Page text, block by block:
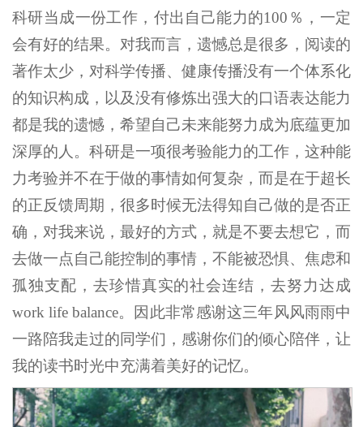
科研当成一份工作，付出自己能力的100％，一定
会有好的结果。对我而言，遗憾总是很多，阅读的
著作太少，对科学传播、健康传播没有一个体系化
的知识构成，以及没有修炼出强大的口语表达能力
都是我的遗憾，希望自己未来能努力成为底蕴更加
深厚的人。科研是一项很考验能力的工作，这种能
力考验并不在于做的事情如何复杂，而是在于超长
的正反馈周期，很多时候无法得知自己做的是否正
确，对我来说，最好的方式，就是不要去想它，而
去做一点自己能控制的事情，不能被恐惧、焦虑和
孤独支配，去珍惜真实的社会连结，去努力达成
work life balance。因此非常感谢这三年风风雨雨中
一路陪我走过的同学们，感谢你们的倾心陪伴，让
我的读书时光中充满着美好的记忆。